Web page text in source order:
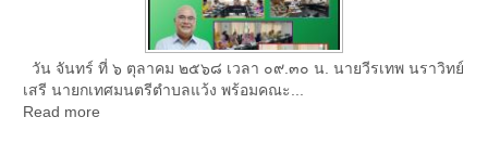
วัน จันทร์ ที่ ๖ ตุลาคม ๒๕๖๘ เวลา ๐๙.๓๐ น. นายวีรเทพ นราวิทย์
เสรี นายกเทศมนตรีตำบลแว้ง พร้อมคณะ...
Read more